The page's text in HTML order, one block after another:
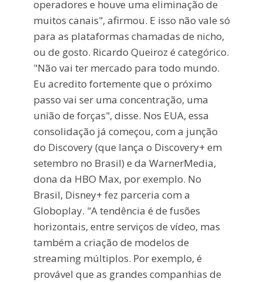
operadores e houve uma eliminação de
muitos canais", afirmou. E isso não vale só
para as plataformas chamadas de nicho,
ou de gosto. Ricardo Queiroz é categórico.
"Não vai ter mercado para todo mundo.
Eu acredito fortemente que o próximo
passo vai ser uma concentração, uma
união de forças", disse. Nos EUA, essa
consolidação já começou, com a junção
do Discovery (que lança o Discovery+ em
setembro no Brasil) e da WarnerMedia,
dona da HBO Max, por exemplo. No
Brasil, Disney+ fez parceria com a
Globoplay. "A tendência é de fusões
horizontais, entre serviços de vídeo, mas
também a criação de modelos de
streaming múltiplos. Por exemplo, é
provável que as grandes companhias de